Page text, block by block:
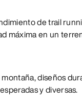
de trail
máxima en un
diseños
y diversas.